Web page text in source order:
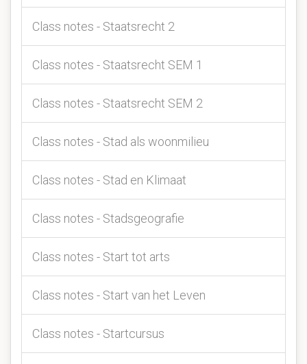
Class notes - Staatsrecht 2
Class notes - Staatsrecht SEM 1
Class notes - Staatsrecht SEM 2
Class notes - Stad als woonmilieu
Class notes - Stad en Klimaat
Class notes - Stadsgeografie
Class notes - Start tot arts
Class notes - Start van het Leven
Class notes - Startcursus